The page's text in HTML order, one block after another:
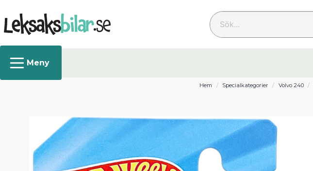
Sök...
Hem Specialkategorier Volvo 240